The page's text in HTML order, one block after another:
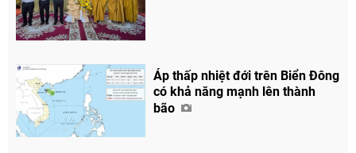
Áp thấp nhiệt đới trên Biển Đông
có khả năng mạnh lên thành
bão